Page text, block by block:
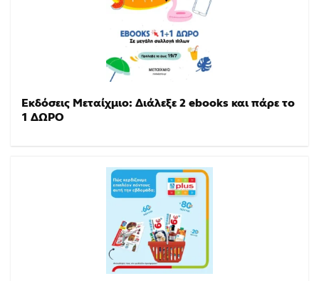
Εκδόσεις Μεταίχμιο: Διάλεξε 2 ebooks και πάρε το
1 ΔΩΡΟ